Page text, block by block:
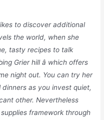
to discover additional
the world, when she
tasty recipes to talk
Grier hill â which offers
night out. You can try her
as you invest quiet,
other. Nevertheless
framework through